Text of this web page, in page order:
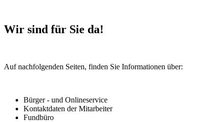
Wir sind für Sie da!
Auf nachfolgenden Seiten, finden Sie Informationen über:
Bürger - und Onlineservice
Kontaktdaten der Mitarbeiter
Fundbüro